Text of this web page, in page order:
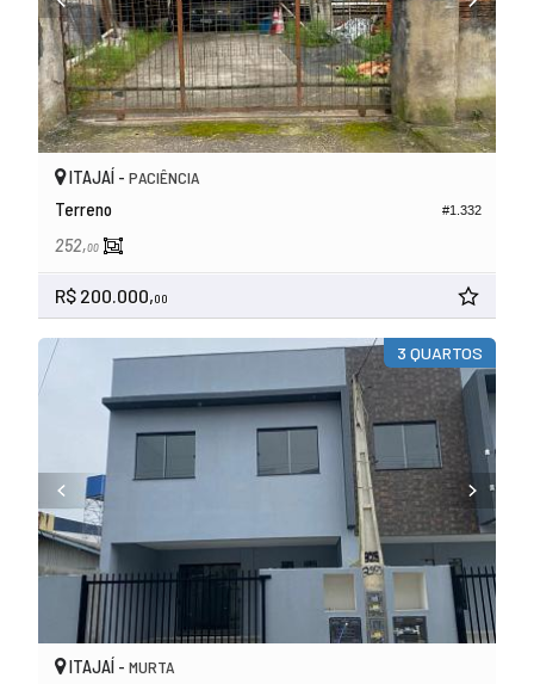
#1.332
ITAJAÍ - PACIÊNCIA
Terreno
252,00
R$ 200.000,00
3 QUARTOS
ITAJAÍ - MURTA